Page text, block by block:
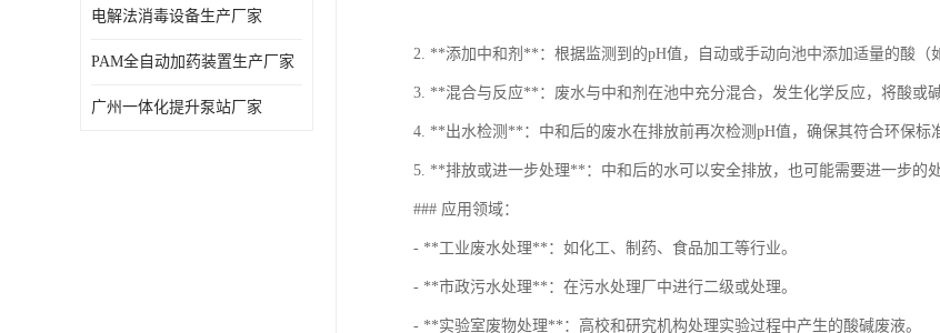
电解法消毒设备生产厂家
PAM全自动加药装置生产厂家
广州一体化提升泵站厂家
2. **添加中和剂**：根据监测到的pH值，自动或手动向池中添加适量的酸（
3. **混合与反应**：废水与中和剂在池中充分混合，发生化学反应，将酸或碱
4. **出水检测**：中和后的废水在排放前再次检测pH值，确保其符合环保标
5. **排放或进一步处理**：中和后的水可以安全排放，也可能需要进一步的
### 应用领域：
- **工业废水处理**：如化工、制药、食品加工等行业。
- **市政污水处理**：在污水处理厂中进行二级或处理。
- **实验室废物处理**：高校和研究机构处理实验过程中产生的酸碱废液。